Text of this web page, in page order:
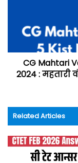
CG Mahtari
2024 : महतारी
Related Articles